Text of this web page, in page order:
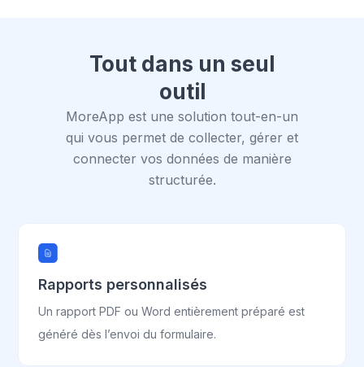
Tout dans un seul
outil
MoreApp est une solution tout-en-un
qui vous permet de collecter, gérer et
connecter vos données de manière
structurée.
Rapports personnalisés
Un rapport PDF ou Word entièrement préparé est
généré dès l’envoi du formulaire.